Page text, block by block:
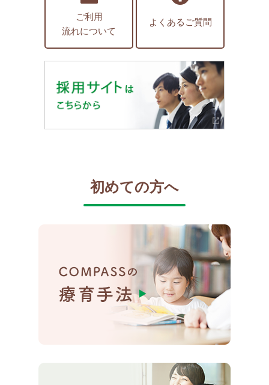
ご利用
流れについて
よくあるご質問
初めての方へ